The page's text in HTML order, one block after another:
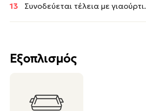
Εξοπλισμός
Συνοδεύεται τέλεια με γιαούρτι.